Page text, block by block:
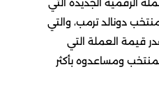
الرقمية الجديدة التي
دونالد ترمب، والتي
قيمة العملة التي
ومساعدوه بأكثر